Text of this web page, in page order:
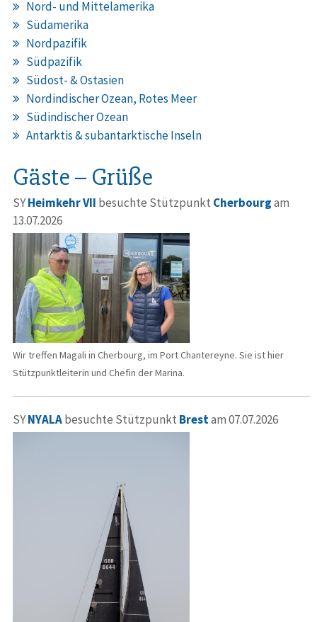
Nord- und Mittelamerika
Südamerika
Nordpazifik
Südpazifik
Südost- & Ostasien
Nordindischer Ozean, Rotes Meer
Südindischer Ozean
Antarktis & subantarktische Inseln
Gäste – Grüße
SYHeimkehr VII besuchte Stützpunkt Cherbourgam
13.07.2026
Wir treffen Magali in Cherbourg, im Port Chantereyne. Sie ist hier
Stützpunktleiterin und Chefin der Marina.
SYNYALAbesuchte Stützpunkt Brestam 07.07.2026